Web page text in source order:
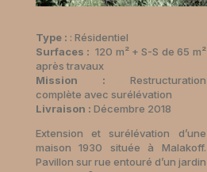
Type : : Résidentiel
Surfaces : 120 m² + S-S de 65 m²
après travaux
Mission : Restructuration
complète avec surélévation
Livraison : Décembre 2018
Extension et surélévation d’une
maison 1930 située à Malakoff.
Pavillon sur rue entouré d’un jardin